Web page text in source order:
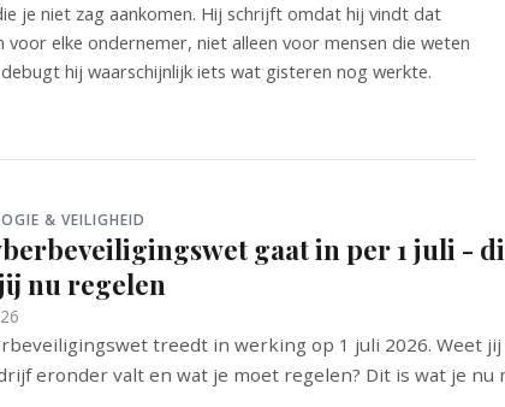
je niet zag aankomen. Hij schrijft omdat hij vindt dat
elke ondernemer, niet alleen voor mensen die weten
hij waarschijnlijk iets wat gisteren nog werkte.
& VEILIGHEID
gaat in per 1 juli -
nu regelen
treedt in werking op 1 juli 2026. Weet
eronder valt en wat je moet regelen? Dit is wat je nu